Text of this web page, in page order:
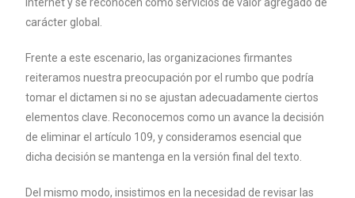
carácter global.
Frente a este escenario, las organizaciones firmantes
reiteramos nuestra preocupación por el rumbo que podría
tomar el dictamen si no se ajustan adecuadamente ciertos
elementos clave. Reconocemos como un avance la decisión
de eliminar el artículo 109, y consideramos esencial que
dicha decisión se mantenga en la versión final del texto.
Del mismo modo, insistimos en la necesidad de revisar las